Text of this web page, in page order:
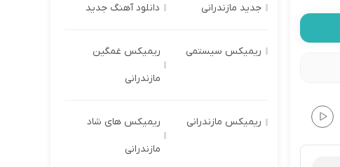
جدید مازندرانی دانلود آهنگ جدید
ریمیکس سیستمی ریمیکس غمگین
مازندرانی
ریمیکس مازندرانی ریمیکس های شاد
مازندرانی